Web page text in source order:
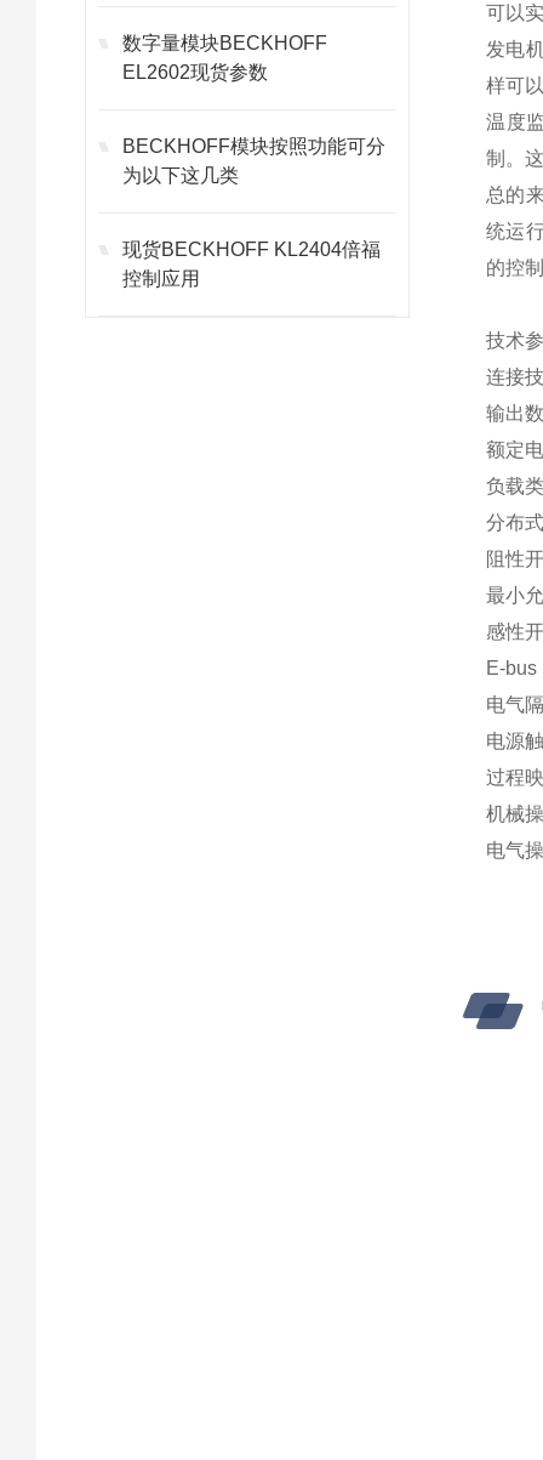
数字量模块BECKHOFF
EL2602现货参数
BECKHOFF模块按照功能可分
为以下这几类
现货BECKHOFF KL2404倍福
控制应用
可以
发电
样可
温度
制。
总的
统运
的控
技术
连接
输出
额定
负载
分布
阻性
最小
感性
E-bus
电气
电源
过程
机械
电气